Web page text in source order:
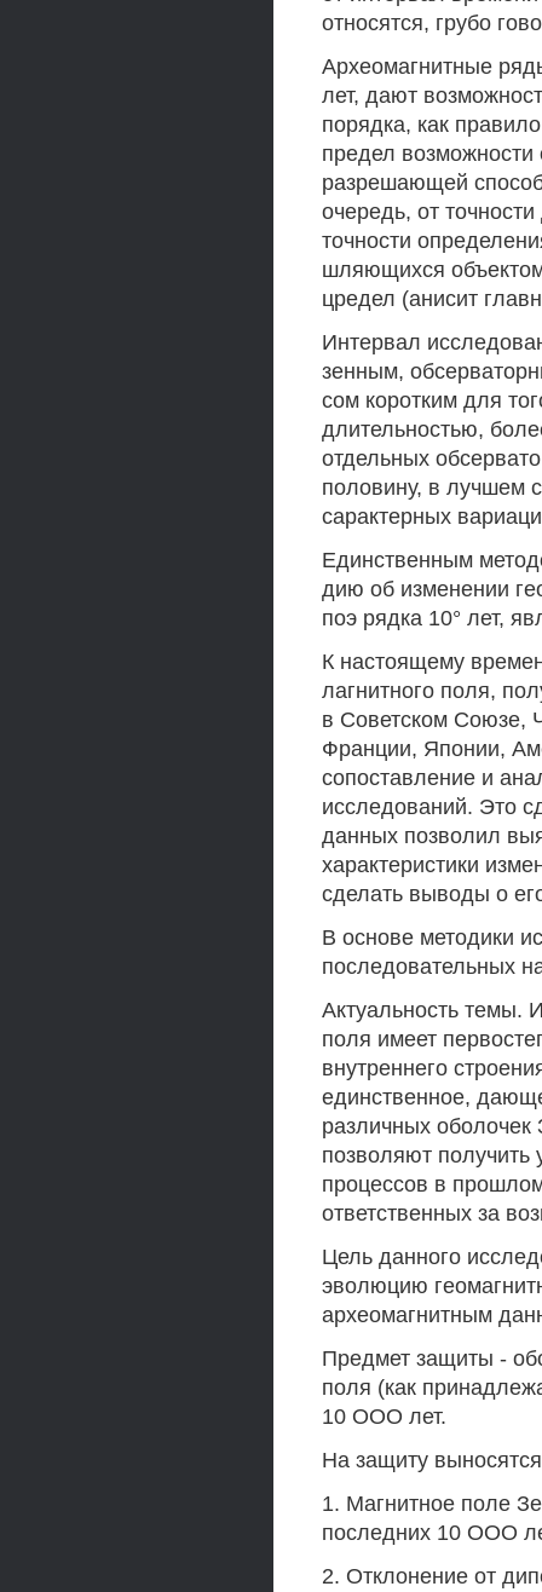
относятся, грубо
Археомагнитные
лет, дают
порядка, как
предел возможности
разрешающей
очередь, от
точности
шляющихся
цредел (анисит
Интервал
зенным,
сом коротким для
длительностью,
отдельных
половину, в лучшем
сарактерных
Единственным
дию об изменении
поэ рядка 10° лет,
К настоящему
лагнитного поля,
в Советском Союзе,
Франции, Японии,
сопоставление и
исследований. Это
данных позволил
характеристики
сделать выводы о
В основе методики
последовательных
Актуальность темы.
поля имеет
внутреннего
единственное,
различных
позволяют получить
процессов в
ответственных за
Цель данного
эволюцию
археомагнитным
Предмет защиты -
поля (как
10 ООО лет.
На защиту
1. Магнитное поле
последних 10 ООО
2. Отклонение от